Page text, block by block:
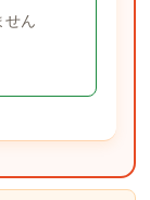
せん